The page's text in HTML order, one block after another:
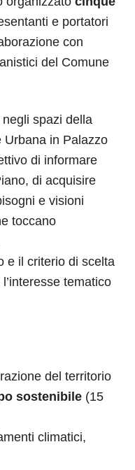
e portatori
con
del Comune
spazi della
Urbana in Palazzo
di informare
di acquisire
e visioni
toccano
e il criterio di scelta
tematico
del territorio
sostenibile (15
climatici,